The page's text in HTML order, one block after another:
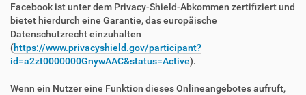
Facebook ist unter dem Privacy-Shield-Abkommen zertifiziert und
bietet hierdurch eine Garantie, das europäische
Datenschutzrecht einzuhalten
(https://www.privacyshield.gov/participant?
id=a2zt0000000GnywAAC&status=Active).
Wenn ein Nutzer eine Funktion dieses Onlineangebotes aufruft,